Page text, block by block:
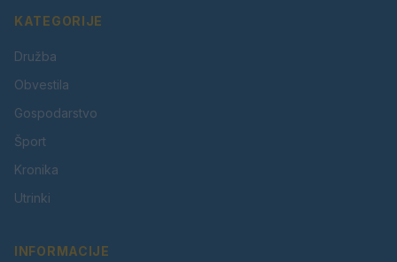
KATEGORIJE
Družba
Obvestila
Gospodarstvo
Šport
Kronika
Utrinki
INFORMACIJE